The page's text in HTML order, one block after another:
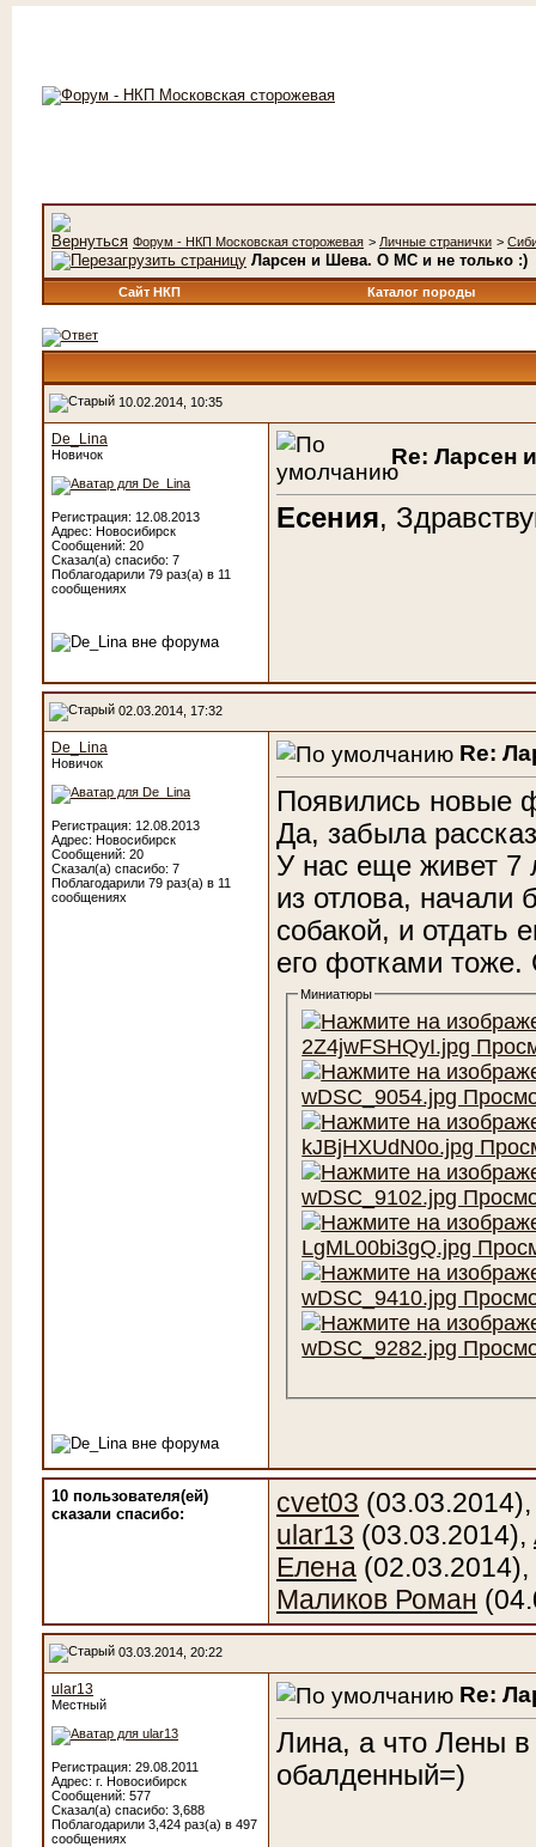
Форум - НКП Московская сторожевая > Личные странички >
Ларсен и Шева. О МС и не только :)
Сайт НКП Каталог породы
10.02.2014, 10:35
De_Lina
Новичок
Регистрация: 12.08.2013
Адрес: Новосибирск
Сообщений: 20
Сказал(а) спасибо: 7
Поблагодарили 79 раз(а) в 11
сообщениях
Re: Ларсен
Есения,
02.03.2014, 17:32
De_Lina
Новичок
Регистрация: 12.08.2013
Адрес: Новосибирск
Сообщений: 20
Сказал(а) спасибо: 7
Поблагодарили 79 раз(а) в 11
сообщениях
Re:
Появились новые
Да, забыла
У нас еще живет 7
из отлова, начали
собакой, и отдать
его фотками
Миниатюры
10 пользователя(ей)
сказали cпасибо:
cvet03
ular13 (03.03.2014),
Елена (02.03.2014),
Маликов Роман
03.03.2014, 20:22
ular13
Местный
Регистрация: 29.08.2011
Адрес: г. Новосибирск
Сообщений: 577
Сказал(а) спасибо: 3,688
Поблагодарили 3,424 раз(а) в 497
сообщениях
Re:
Лина, а что Лены в
обалденный=)